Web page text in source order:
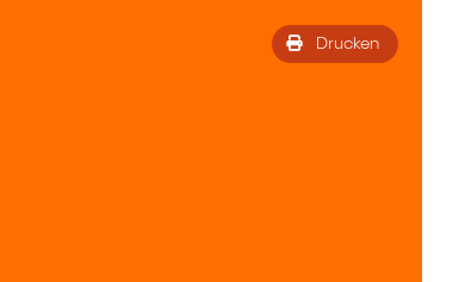
Drucken